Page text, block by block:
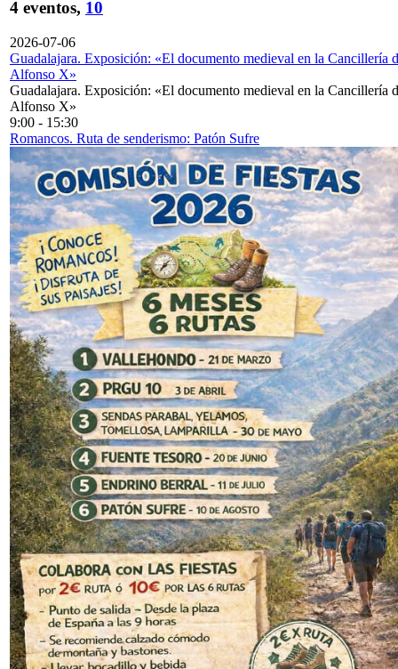
4 eventos, 10
2026-07-06
Guadalajara. Exposición: «El documento medieval en la Cancillería
Alfonso X»
Guadalajara. Exposición: «El documento medieval en la Cancillería
Alfonso X»
9:00 - 15:30
Romancos. Ruta de senderismo: Patón Sufre